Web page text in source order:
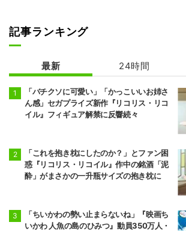
記事ランキング
最新 24時間
「バチクソに可愛い」「かっこいいお姉さ
ん感」セガプライズ新作『リコリス・リコ
イル』フィギュア解禁に反響続々
「これを抱き枕にしたのか？」とファン困
惑『リコリス・リコイル』作中の銘酒「泥
酔」がまさかの一升瓶サイズの抱き枕に
「ちいかわの勢い止まらないね」『映画ち
いかわ 人魚の島のひみつ』動員350万人・